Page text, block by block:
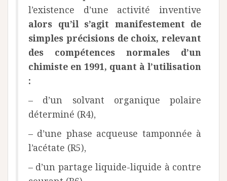
l’existence d’une activité inventive
alors qu’il s’agit manifestement de
simples précisions de choix, relevant
des compétences normales d’un
chimiste en 1991, quant à l’utilisation
:
– d’un solvant organique polaire
déterminé (R4),
– d’une phase acqueuse tamponnée à
l’acétate (R5),
– d’un partage liquide-liquide à contre